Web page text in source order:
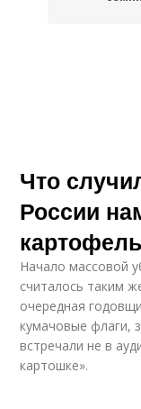
Что
России
Начало массовой
считалось таким
очередная
кумачовые флаги,
встречали не в
картошке».